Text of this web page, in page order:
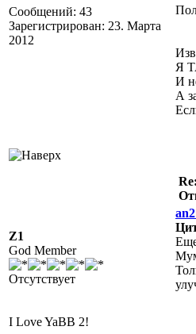
Сообщений: 43
Зарегистрирован: 23. Марта
2012
Я
И
А
Z1
God Member
Отсутствует
I Love YaBB 2!